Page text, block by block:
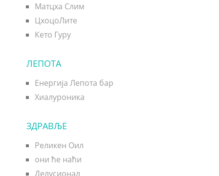
Матцха Слим
ЦхоцоЛите
Кето Гуру
ЛЕПОТА
Енергија Лепота бар
Хиалуроника
ЗДРАВЉЕ
Реликен Оил
они ће наћи
Делусионал